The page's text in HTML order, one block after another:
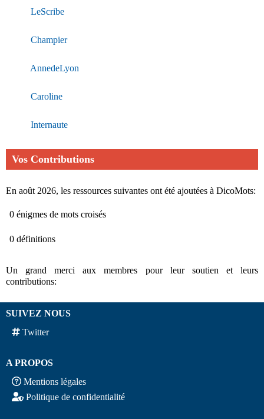
LeScribe
Champier
AnnedeLyon
Caroline
Internaute
Vos Contributions
En août 2026, les ressources suivantes ont été ajoutées à DicoMots:
0 énigmes de mots croisés
0 définitions
Un grand merci aux membres pour leur soutien et leurs
contributions:
SUIVEZ NOUS
Twitter
A PROPOS
Mentions légales
Politique de confidentialité